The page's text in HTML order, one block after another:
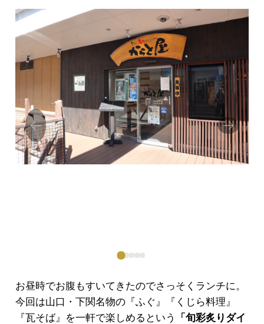
Prev
ious
Next
お昼時でお腹もすいてきたのでさっそくランチに。
今回は山口・下関名物の『ふぐ』『くじら料理』
『瓦そば』を一軒で楽しめるという
「旬彩炙りダイ